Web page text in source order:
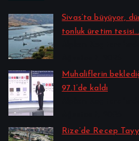
Sivas’ta büyüyor,
tonluk üretim tesisi…
Muhaliflerin
97.1’de kaldı
Rize’de Recep